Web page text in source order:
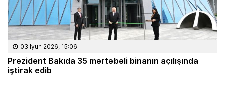
03 İyun 2026, 15:06
Prezident Bakıda 35 mərtəbəli binanın açılışında
iştirak edib